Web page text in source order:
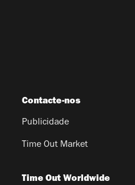
Contacte-nos
Publicidade
Time Out Market
Time Out Worldwide